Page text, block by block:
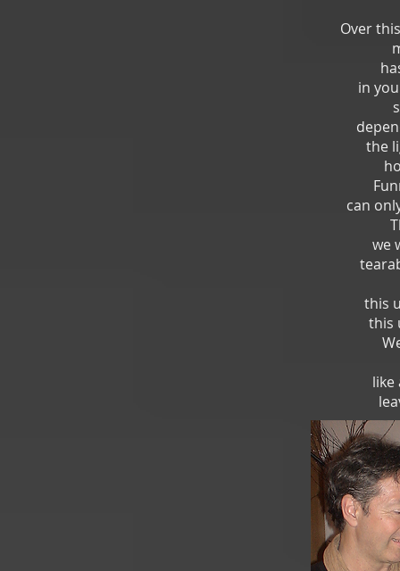
Over
in
the
can
we
this
this
like